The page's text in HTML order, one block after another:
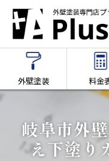
外壁塗装 料金
岐阜市外
え下塗り